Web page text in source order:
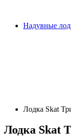
Надувные
Лодка Skat
Лодка Skat